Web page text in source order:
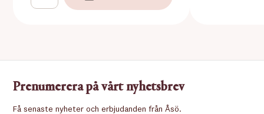
Prenumerera på vårt nyhetsbrev
Få senaste nyheter och erbjudanden från Åsö.